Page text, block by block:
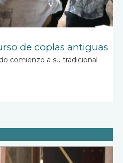
de coplas antiguas
comienzo a su tradicional